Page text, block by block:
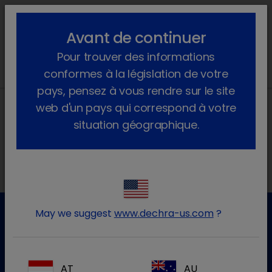
lock_outline search menu
Pour plus d'informations, veuillez contacter notre service
Avant de continuer
Pour trouver des informations
conformes à la législation de votre
pays, pensez à vous rendre sur le site
web d'un pays qui correspond à votre
situation géographique.
May we suggest www.dechra-us.com ?
AT AU